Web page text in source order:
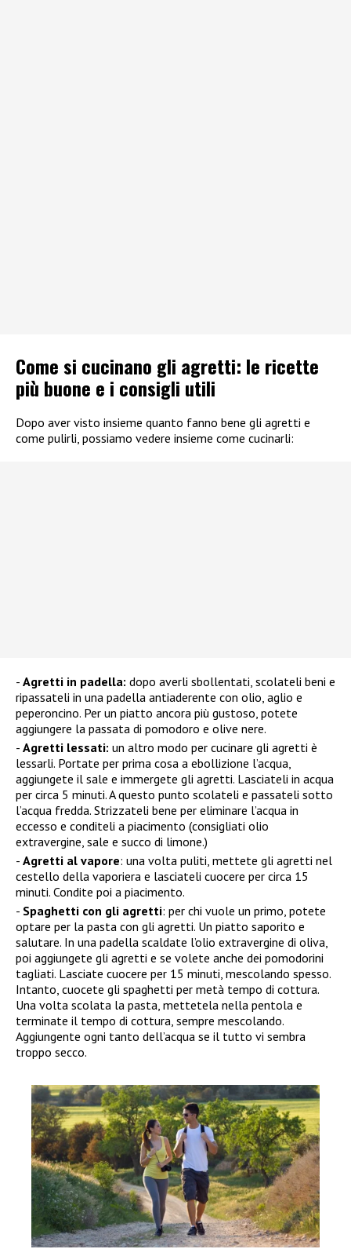
Come si cucinano gli agretti: le ricette
più buone e i consigli utili
Dopo aver visto insieme quanto fanno bene gli agretti e
come pulirli, possiamo vedere insieme come cucinarli:
Agretti in padella: dopo averli sbollentati, scolateli beni e
ripassateli in una padella antiaderente con olio, aglio e
peperoncino. Per un piatto ancora più gustoso, potete
aggiungere la passata di pomodoro e olive nere.
Agretti lessati: un altro modo per cucinare gli agretti è
lessarli. Portate per prima cosa a ebollizione l’acqua,
aggiungete il sale e immergete gli agretti. Lasciateli in acqua
per circa 5 minuti. A questo punto scolateli e passateli sotto
l’acqua fredda. Strizzateli bene per eliminare l’acqua in
eccesso e conditeli a piacimento (consigliati olio
extravergine, sale e succo di limone.)
Agretti al vapore: una volta puliti, mettete gli agretti nel
cestello della vaporiera e lasciateli cuocere per circa 15
minuti. Condite poi a piacimento.
Spaghetti con gli agretti: per chi vuole un primo, potete
optare per la pasta con gli agretti. Un piatto saporito e
salutare. In una padella scaldate l’olio extravergine di oliva,
poi aggiungete gli agretti e se volete anche dei pomodorini
tagliati. Lasciate cuocere per 15 minuti, mescolando spesso.
Intanto, cuocete gli spaghetti per metà tempo di cottura.
Una volta scolata la pasta, mettetela nella pentola e
terminate il tempo di cottura, sempre mescolando.
Aggiungente ogni tanto dell’acqua se il tutto vi sembra
troppo secco.